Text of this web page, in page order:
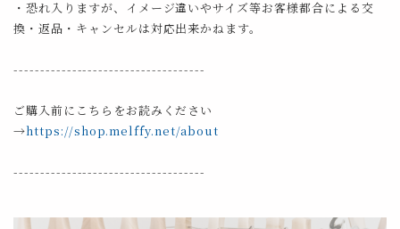
・恐れ入りますが、イメージ違いやサイズ等お客様都合による交
換・返品・キャンセルは対応出来かねます。
------------------------------------
ご購入前にこちらをお読みください
→https://shop.melffy.net/about
------------------------------------